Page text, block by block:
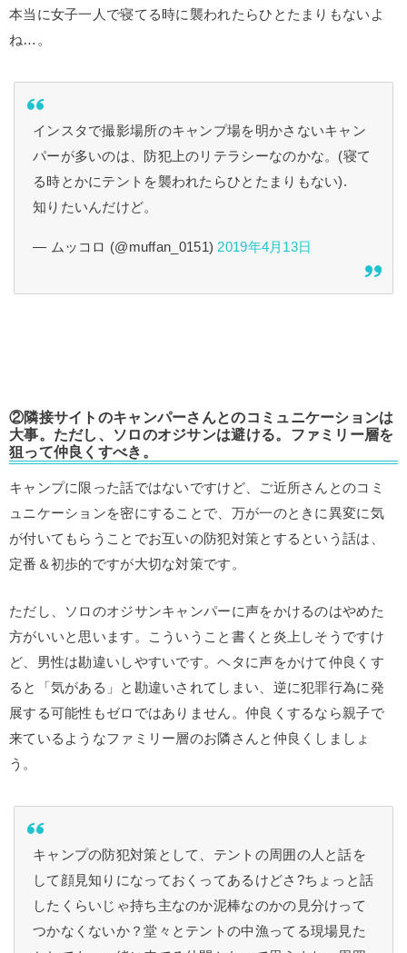
本当に女子一人で寝てる時に襲われたらひとたまりもないよ
ね…。
インスタで撮影場所のキャンプ場を明かさないキャン
パーが多いのは、防犯上のリテラシーなのかな。(寝て
る時とかにテントを襲われたらひとたまりもない).
知りたいんだけど。
— ムッコロ (@muffan_0151)2019年4月13日
②隣接サイトのキャンパーさんとのコミュニケーションは
大事。ただし、ソロのオジサンは避ける。ファミリー層を
狙って仲良くすべき。
キャンプに限った話ではないですけど、ご近所さんとのコミ
ュニケーションを密にすることで、万が一のときに異変に気
が付いてもらうことでお互いの防犯対策とするという話は、
定番＆初歩的ですが大切な対策です。
ただし、
ソロのオジサンキャンパーに声をかけるのはやめた
方がいいと思います。こういうこと書くと炎上しそうですけ
ど、男性は勘違いしやすいです。ヘタに声をかけて仲良くす
ると「気がある」と勘違いされてしまい、逆に犯罪行為に発
展する可能性もゼロではありません。仲良くするなら親子で
来ているようなファミリー層のお隣さんと仲良くしましょ
う。
キャンプの防犯対策として、テントの周囲の人と話を
して顔見知りになっておくってあるけどさ?ちょっと話
したくらいじゃ持ち主なのか泥棒なのかの見分けって
つかなくないか？堂々とテントの中漁ってる現場見た